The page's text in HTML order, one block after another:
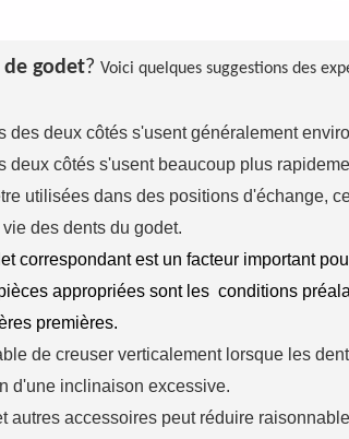
godet? Voici quelques suggestions des
deux côtés s'usent généralement
côtés s'usent beaucoup plus
utilisées dans des positions d'échange,
des dents du godet.
correspondant est un facteur important
appropriées sont les conditions
premières.
de creuser verticalement lorsque les
d'une inclinaison excessive.
autres accessoires peut réduire